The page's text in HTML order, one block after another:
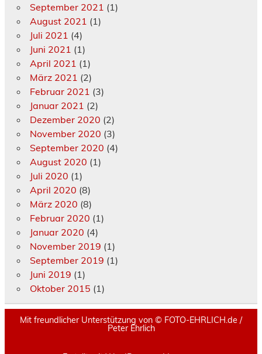
September 2021 (1)
August 2021 (1)
Juli 2021 (4)
Juni 2021 (1)
April 2021 (1)
März 2021 (2)
Februar 2021 (3)
Januar 2021 (2)
Dezember 2020 (2)
November 2020 (3)
September 2020 (4)
August 2020 (1)
Juli 2020 (1)
April 2020 (8)
März 2020 (8)
Februar 2020 (1)
Januar 2020 (4)
November 2019 (1)
September 2019 (1)
Juni 2019 (1)
Oktober 2015 (1)
Mit freundlicher Unterstützung von ©️ FOTO-EHRLICH.de /
Peter Ehrlich